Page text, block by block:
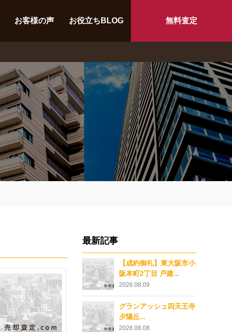
お客様の声 お役立ちBLOG 無料査定
最新記事
【成約御礼】東大阪市小
阪本町2丁目 戸建...
2026.08.09
グランアッシュ四天王寺
夕陽丘...
2026.08.08